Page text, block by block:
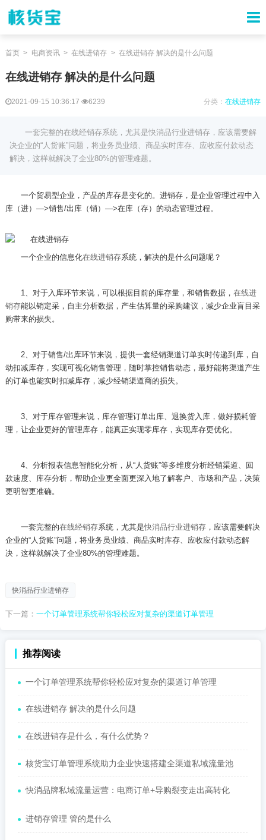
首页 电商资讯 在线进销存 在线进销存 解决的是什么问题
在线进销存 解决的是什么问题
2021-09-15 10:36:17 6239 分类：在线进销存
一套完整的在线经销存系统，尤其是快消品行业进销存，应该需要解
决企业的“人货账”问题，将业务员业绩、商品实时库存、应收应付款动态
解决，这样就解决了企业80%的管理难题。
一个贸易型企业，产品的库存是变化的。进销存，是企业管理过程中入
库（进）—>销售/出库（销）—>在库（存）的动态管理过程。
一个企业的信息化在线进销存系统，解决的是什么问题呢？
1、对于入库环节来说，可以根据目前的库存量，和销售数据， 在线进
销存能以销定采，自主分析数据，产生估算量的采购建议，减少企业盲目采
购带来的损失。
2、对于销售/出库环节来说，提供一套经销渠道订单实时传递到库，自
动扣减库存，实现可视化销售管理，随时掌控销售动态，最好能将渠道产生
的订单也能实时扣减库存，减少经销渠道商的损失。
3、对于库存管理来说，库存管理订单出库、退换货入库，做好损耗管
理，让企业更好的管理库存，能真正实现零库存，实现库存更优化。
4、分析报表信息智能化分析，从“人货账”等多维度分析经销渠道、回
款速度、库存分析，帮助企业更全面更深入地了解客户、市场和产品，决策
更明智更准确。
一套完整的在线经销存系统，尤其是快消品行业进销存，应该需要解决
企业的“人货账”问题，将业务员业绩、商品实时库存、应收应付款动态解
决，这样就解决了企业80%的管理难题。
快消品行业进销存
下一篇： 一个订单管理系统帮你轻松应对复杂的渠道订单管理
推荐阅读
一个订单管理系统帮你轻松应对复杂的渠道订单管理
在线进销存 解决的是什么问题
在线进销存是什么，有什么优势？
核货宝订单管理系统助力企业快速搭建全渠道私域流量池
快消品牌私域流量运营：电商订单+导购裂变走出高转化
进销存管理 管的是什么